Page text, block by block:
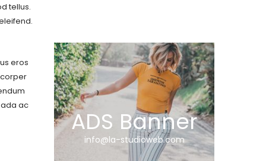
tellus.
eros
ac
ADS Banner
info@la-studioweb.com